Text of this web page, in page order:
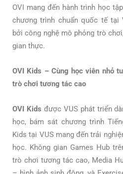
OVI mang đến hành trình học
chương trình chuẩn quốc tế tại
bởi công nghệ mô phỏng trò
gian thực.
OVI Kids – Cùng học viên nhỏ
trò chơi tương tác cao
OVI Kids được VUS phát triển
học, bám sát chương trình
Kids tại VUS mang đến trải
học. Không gian Games Hub
trò chơi tương tác cao, Media